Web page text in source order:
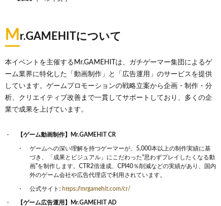
M r.GAMEHITについて
本イベントを主催するMr.GAMEHITは、ガチゲーマー集団によるゲ
ーム業界に特化した「動画制作」と「広告運用」のサービスを提供
しています。ゲームプロモーションの戦略立案から企画・制作・分
析、クリエイティブ改善まで一貫してサポートしており、多くの企
業で成果を上げています。
【ゲーム動画制作】Mr.GAMEHIT CR
ゲームへの深い理解を持つゲーマーが、5,000本以上の制作実績に基
づき、「成果とビジュアル」にこだわった“思わずプレイしたくなる動
画”を制作します。CTR2倍達成、CPI40％削減などの実績があり、国内
外のゲーム会社や広告代理店で利用されています。
公式サイト: https://mrgamehit.com/cr/
【ゲーム広告運用】Mr.GAMEHIT AD